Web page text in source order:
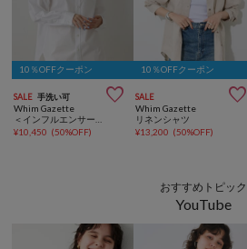
10％OFFクーポン
SALE 手洗い可 
Whim Gazette
¥10,450 (50%OFF)
10％OFFクーポン
SALE 
Whim Gazette
リネンシャツ
¥13,200 (50%OFF)
おすすめトピック
YouTube